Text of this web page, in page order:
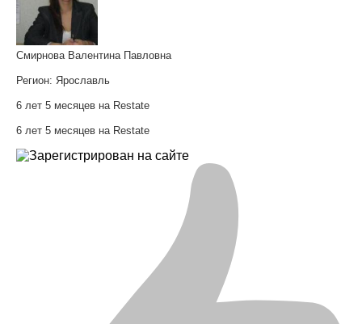
Смирнова Валентина Павловна
Регион: Ярославль
6 лет 5 месяцев на Restate
6 лет 5 месяцев на Restate